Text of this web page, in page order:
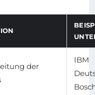
der
IBM